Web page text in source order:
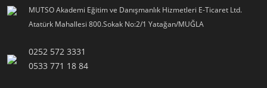
MUTSO Akademi Eğitim ve Danışmanlık Hizmetleri E-Ticaret Ltd.
Atatürk Mahallesi 800.Sokak No:2/1 Yatağan/MUĞLA
0252 572 3331
0533 771 18 84